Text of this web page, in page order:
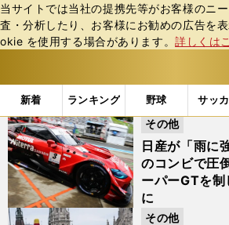
当サイトでは当社の提携先等がお客様のニ
査・分析したり、お客様にお勧めの広告を
okie を使⽤する場合があります。詳しくは
新着 ランキング 野球 サッ
b
ス
ポ
ル
テ
ィ
ー
バ
「#第４戦」の最新ニュース・ 情報
日産が「雨に
のコンビで圧
ーパーGTを
に
その他
その他